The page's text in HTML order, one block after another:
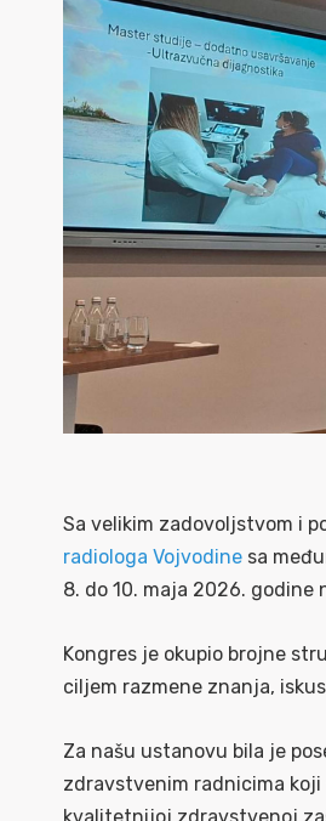
Sa velikim zadovoljstvom i
radiologa Vojvodine sa
8. do 10. maja 2026. godine
Kongres je okupio brojne
ciljem razmene znanja,
Za našu ustanovu bila je
zdravstvenim radnicima